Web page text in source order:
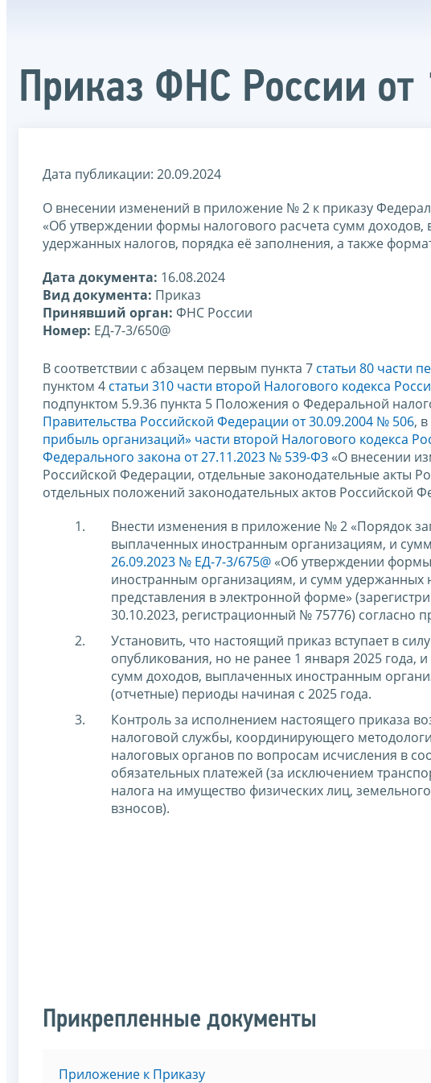
Приказ ФНС России
Дата публикации: 20.09.2024
О внесении изменений в приложение № 2 к приказу
«Об утверждении формы налогового расчета сумм
удержанных налогов, порядка её заполнения, а также
Дата документа: 16.08.2024
Вид документа: Приказ
Принявший орган: ФНС России
Номер: ЕД-7-3/650@
В соответствии с абзацем первым пункта 7 статьи 80 части
пунктом 4 статьи 310 части второй Налогового кодекса
подпунктом 5.9.36 пункта 5 Положения о Федеральной
Правительства Российской Федерации от 30.09.2004 № 506,
прибыль организаций» части второй Налогового кодекса
Федерального закона от 27.11.2023 № 539-ФЗ «О внесении
Российской Федерации, отдельные законодательные акты
отдельных положений законодательных актов Российской
Внести изменения в приложение № 2 «Порядок
выплаченных иностранным организациям, и
26.09.2023 № ЕД-7-3/675@ «Об утверждении
иностранным организациям, и сумм удержанных
представления в электронной форме»
30.10.2023, регистрационный № 75776) согласно
Установить, что настоящий приказ вступает в
опубликования, но не ранее 1 января 2025 года,
сумм доходов, выплаченных иностранным
(отчетные) периоды начиная с 2025 года.
Контроль за исполнением настоящего приказа
налоговой службы, координирующего
налоговых органов по вопросам исчисления в
обязательных платежей (за исключением
налога на имущество физических лиц,
взносов).
Прикрепленные документы
Приложение к Приказу